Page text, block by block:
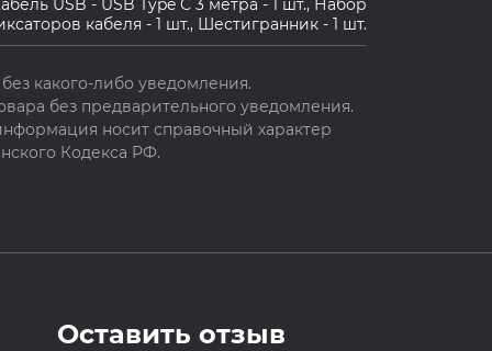
USB - USB Type C 3 метра - 1 шт., Набор
кабеля - 1 шт., Шестигранник - 1 шт.
какого-либо уведомления.
без предварительного уведомления.
носит справочный характер
Кодекса РФ.
Оставить отзыв